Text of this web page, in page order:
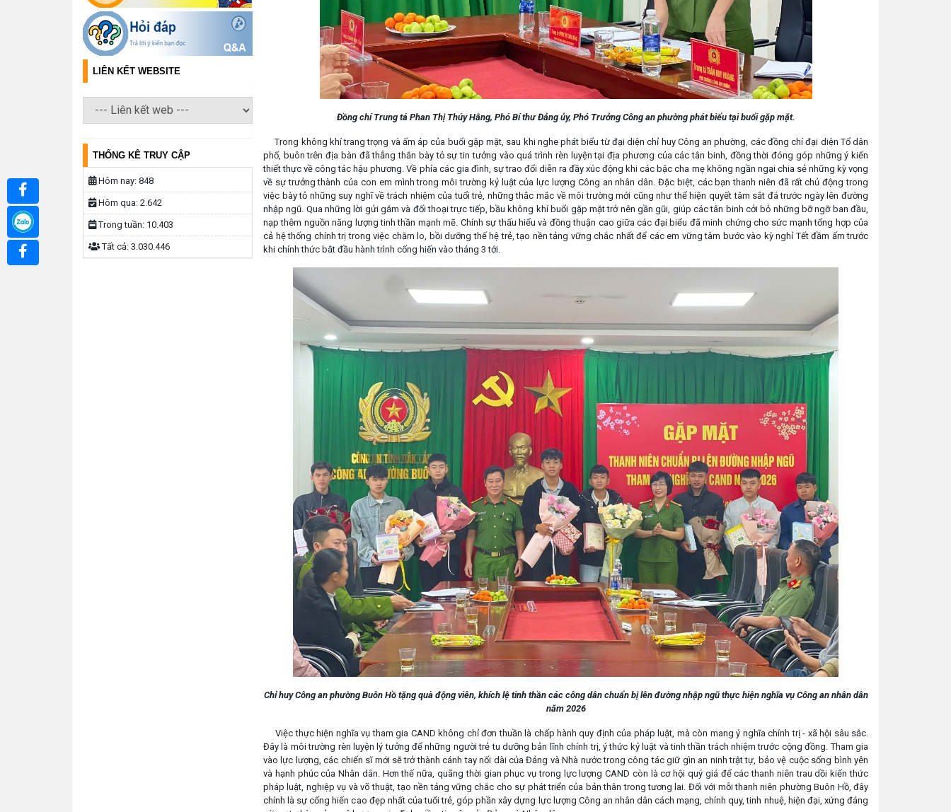
LIÊN KẾT WEBSITE
THỐNG KÊ TRUY CẬP
Hôm nay: 848
Hôm qua: 2.642
Trong tuần: 10.403
Tất cả: 3.030.446
Đồng chí Trung tá Phan Thị Thúy Hằng, Phó Bí thư Đảng ủy, Phó Trưởng Công an phường phát biểu tại buổi gặp mặt.
Trong không khí trang trọng và ấm áp của buổi gặp mặt, sau khi nghe phát biểu từ đại diện chỉ huy Công an phường, các đồng chí đại diện Tổ dân
phố, buôn trên địa bàn đã thẳng thắn bày tỏ sự tin tưởng vào quá trình rèn luyện tại địa phương của các tân binh, đồng thời đóng góp những ý kiến
thiết thực về công tác hậu phương. Về phía các gia đình, sự trao đổi diễn ra đầy xúc động khi các bậc cha mẹ không ngần ngại chia sẻ những kỳ vọng
về sự trưởng thành của con em mình trong môi trường kỷ luật của lực lượng Công an nhân dân. Đặc biệt, các bạn thanh niên đã rất chủ động trong
việc bày tỏ những suy nghĩ về trách nhiệm của tuổi trẻ, những thắc mắc về môi trường mới cũng như thể hiện quyết tâm sắt đá trước ngày lên đường
nhập ngũ. Qua những lời gửi gắm và đối thoại trực tiếp, bầu không khí buổi gặp mặt trở nên gần gũi, giúp các tân binh cởi bỏ những bỡ ngỡ ban đầu,
nạp thêm nguồn năng lượng tinh thần mạnh mẽ. Chính sự thấu hiểu và đồng thuận cao giữa các đại biểu đã minh chứng cho sức mạnh tổng hợp của
cả hệ thống chính trị trong việc chăm lo, bồi dưỡng thế hệ trẻ, tạo nền tảng vững chắc nhất để các em vững tâm bước vào kỳ nghỉ Tết đầm ấm trước
khi chính thức bắt đầu hành trình cống hiến vào tháng 3 tới.
Chỉ huy Công an phường Buôn Hồ tặng quà động viên, khích lệ tinh thần các công dân chuẩn bị lên đường nhập ngũ thực hiện nghĩa vụ Công an nhân dân
năm 2026
Việc thực hiện nghĩa vụ tham gia CAND không chỉ đơn thuần là chấp hành quy định của pháp luật, mà còn mang ý nghĩa chính trị - xã hội sâu sắc.
Đây là môi trường rèn luyện lý tưởng để những người trẻ tu dưỡng bản lĩnh chính trị, ý thức kỷ luật và tinh thần trách nhiệm trước cộng đồng. Tham gia
vào lực lượng, các chiến sĩ mới sẽ trở thành cánh tay nối dài của Đảng và Nhà nước trong công tác giữ gìn an ninh trật tự, bảo vệ cuộc sống bình yên
và hạnh phúc của Nhân dân. Hơn thế nữa, quãng thời gian phục vụ trong lực lượng CAND còn là cơ hội quý giá để các thanh niên trau dồi kiến thức
pháp luật, nghiệp vụ và võ thuật, tạo nền tảng vững chắc cho sự phát triển của bản thân trong tương lai. Đối với mỗi thanh niên phường Buôn Hồ, đây
chính là sự cống hiến cao đẹp nhất của tuổi trẻ, góp phần xây dựng lực lượng Công an nhân dân cách mạng, chính quy, tinh nhuệ, hiện đại, xứng đáng